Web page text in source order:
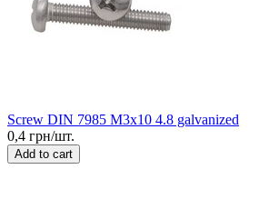
Screw DIN 7985 M3x10 4.8 galvanized
0,4 грн/шт.
Add to cart